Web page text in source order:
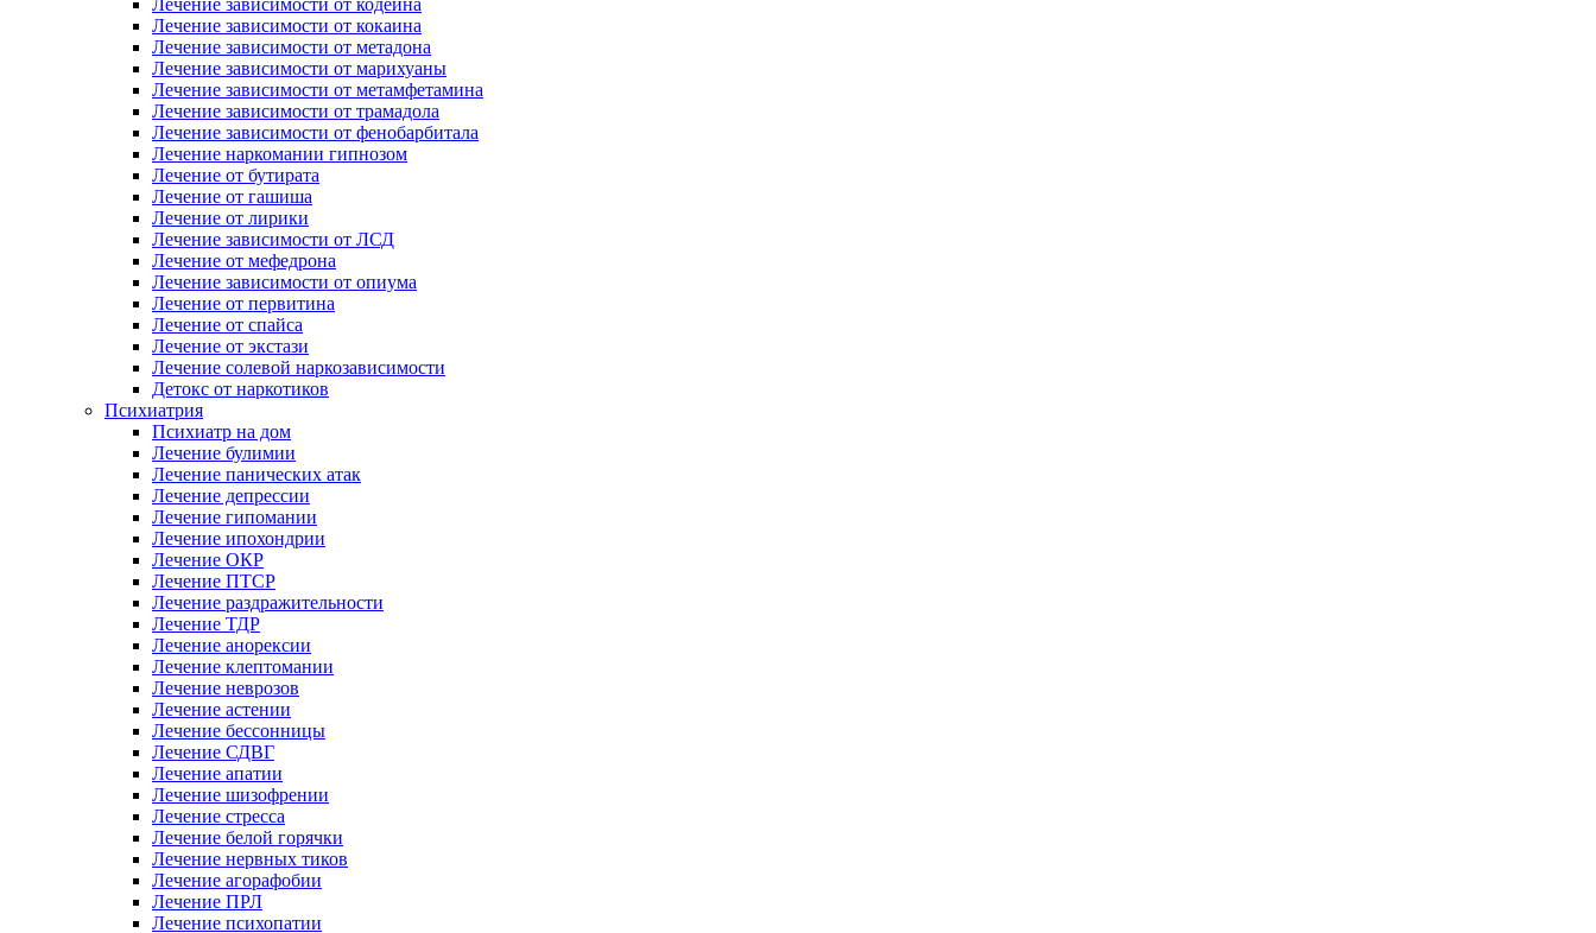
Лечение зависимости от кодеина
Лечение зависимости от кокаина
Лечение зависимости от метадона
Лечение зависимости от марихуаны
Лечение зависимости от метамфетамина
Лечение зависимости от трамадола
Лечение зависимости от фенобарбитала
Лечение наркомании гипнозом
Лечение от бутирата
Лечение от гашиша
Лечение от лирики
Лечение зависимости от ЛСД
Лечение от мефедрона
Лечение зависимости от опиума
Лечение от первитина
Лечение от спайса
Лечение от экстази
Лечение солевой наркозависимости
Детокс от наркотиков
Психиатрия
Психиатр на дом
Лечение булимии
Лечение панических атак
Лечение депрессии
Лечение гипомании
Лечение ипохондрии
Лечение ОКР
Лечение ПТСР
Лечение раздражительности
Лечение ТДР
Лечение анорексии
Лечение клептомании
Лечение неврозов
Лечение астении
Лечение бессонницы
Лечение СДВГ
Лечение апатии
Лечение шизофрении
Лечение стресса
Лечение белой горячки
Лечение нервных тиков
Лечение агорафобии
Лечение ПРЛ
Лечение психопатии